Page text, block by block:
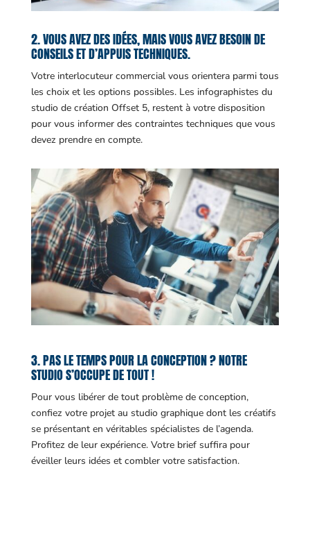
2. VOUS AVEZ DES IDÉES, MAIS VOUS AVEZ BESOIN DE
CONSEILS ET D’APPUIS TECHNIQUES.
Votre interlocuteur commercial vous orientera parmi tous
les choix et les options possibles. Les infographistes du
studio de création Offset 5, restent à votre disposition
pour vous informer des contraintes techniques que vous
devez prendre en compte.
3. PAS LE TEMPS POUR LA CONCEPTION ? NOTRE
STUDIO S’OCCUPE DE TOUT !
Pour vous libérer de tout problème de conception,
confiez votre projet au studio graphique dont les créatifs
se présentant en véritables spécialistes de l’agenda.
Profitez de leur expérience. Votre brief suffira pour
éveiller leurs idées et combler votre satisfaction.